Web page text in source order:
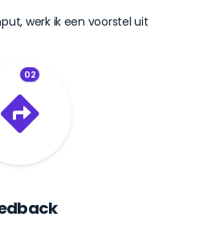
werk ik een voorstel uit
02